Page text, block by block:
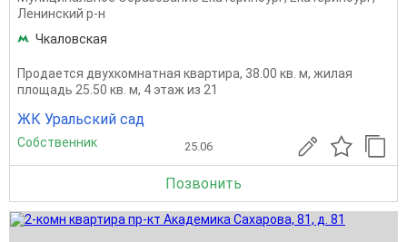
Ленинский р-н
Чкаловская
Продается двухкомнатная квартира, 38.00 кв. м, жилая
площадь 25.50 кв. м, 4 этаж из 21
ЖК Уральский сад
Собственник 25.06
Позвонить